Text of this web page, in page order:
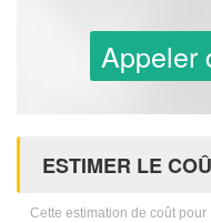
Appeler
ESTIMER LE
Cette estimation de coût pour